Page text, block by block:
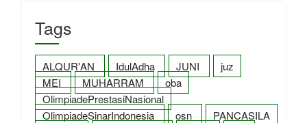
Tags
ALQUR'AN IdulAdha JUNI
juz
MEI
MUHARRAM
oba
OlimpiadePrestasiNasional
OlimpiadeSinarIndonesia
osn
PANCASILA